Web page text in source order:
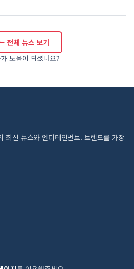
전체 뉴스 보기
도움이 되셨나요?
최신 뉴스와 엔터테인먼트. 트렌드를 가장